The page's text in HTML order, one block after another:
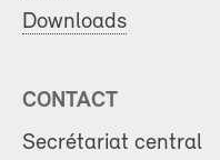
Downloads
CONTACT
Secrétariat central